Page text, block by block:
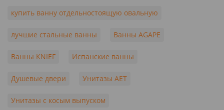
купить ванну отдельностоящую овальную
лучшие стальные ванны Ванны AGAPE
Ванны KNIEF Испанские ванны
Душевые двери Унитазы AET
Унитазы с косым выпуском